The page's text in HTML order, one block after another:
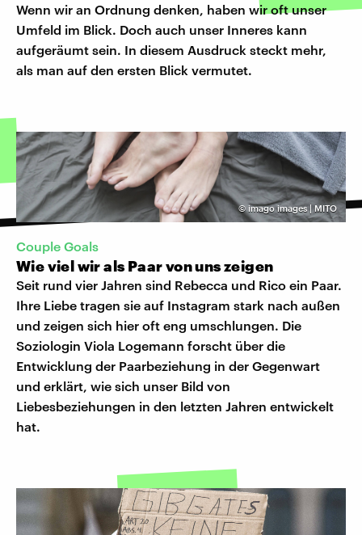
Wenn wir an Ordnung denken, haben wir oft unser
Umfeld im Blick. Doch auch unser Inneres kann
aufgeräumt sein. In diesem Ausdruck steckt mehr,
als man auf den ersten Blick vermutet.
© imago images | MITO
Couple Goals
Wie viel wir als Paar von uns zeigen
Seit rund vier Jahren sind Rebecca und Rico ein Paar.
Ihre Liebe tragen sie auf Instagram stark nach außen
und zeigen sich hier oft eng umschlungen. Die
Soziologin Viola Logemann forscht über die
Entwicklung der Paarbeziehung in der Gegenwart
und erklärt, wie sich unser Bild von
Liebesbeziehungen in den letzten Jahren entwickelt
hat.